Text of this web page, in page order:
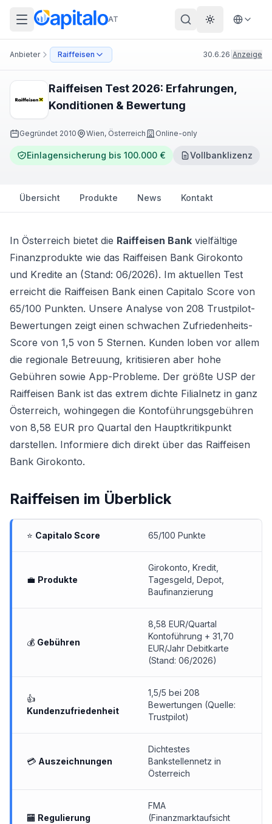
AT Theme
Anbieter Raiffeisen 30.6.26 Anzeige
Raiffeisen Test 2026: Erfahrungen,
Konditionen & Bewertung
Gegründet 2010 Wien, Österreich Online-only
Einlagensicherung bis 100.000 € Vollbanklizenz
Übersicht Produkte News Kontakt
In Österreich bietet die Raiffeisen Bank vielfältige
Finanzprodukte wie das Raiffeisen Bank Girokonto
und Kredite an (Stand: 06/2026). Im aktuellen Test
erreicht die Raiffeisen Bank einen Capitalo Score von
65/100 Punkten. Unsere Analyse von 208 Trustpilot-
Bewertungen zeigt einen schwachen Zufriedenheits-
Score von 1,5 von 5 Sternen. Kunden loben vor allem
die regionale Betreuung, kritisieren aber hohe
Gebühren sowie App-Probleme. Der größte USP der
Raiffeisen Bank ist das extrem dichte Filialnetz in ganz
Österreich, wohingegen die Kontoführungsgebühren
von 8,58 EUR pro Quartal den Hauptkritikpunkt
darstellen. Informiere dich direkt über das Raiffeisen
Bank Girokonto.
Raiffeisen im Überblick
⭐ Capitalo Score 65/100 Punkte
💼 Produkte
Girokonto Kredit
Tagesgeld , Depot,
Baufinanzierung
💰 Gebühren
8,58 EUR/Quartal
Kontoführung + 31,70
EUR/Jahr Debitkarte
(Stand: 06/2026)
👍
Kundenzufriedenheit
1,5/5 bei 208
Bewertungen (Quelle:
Trustpilot)
💳 Auszeichnungen
Dichtestes
Bankstellennetz in
Österreich
🏧 Regulierung
FMA
(Finanzmarktaufsicht